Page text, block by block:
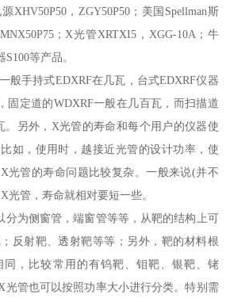
XHV50P50，ZGY50P50；美国Spellman斯
；X光管XRTXI5，XGG-10A；牛
等产品。
般手持式EDXRF在几瓦，台式EDXRF仪器
固定道的WDXRF一般在几百瓦，而扫描道
。另外，X光管的寿命和每个用户的仪器使
如，使用时，越接近光管的设计功率，使
光管的寿命问题比较复杂。一般来说(并不
光管，寿命就相对要短一些。
分为侧窗管，端窗管等等，从靶的结构上可
反射靶、透射靶等等；另外，靶的材料根
同，比较常用的有钨靶、钼靶、银靶、铑
光管也可以按照功率大小进行分类。特别需